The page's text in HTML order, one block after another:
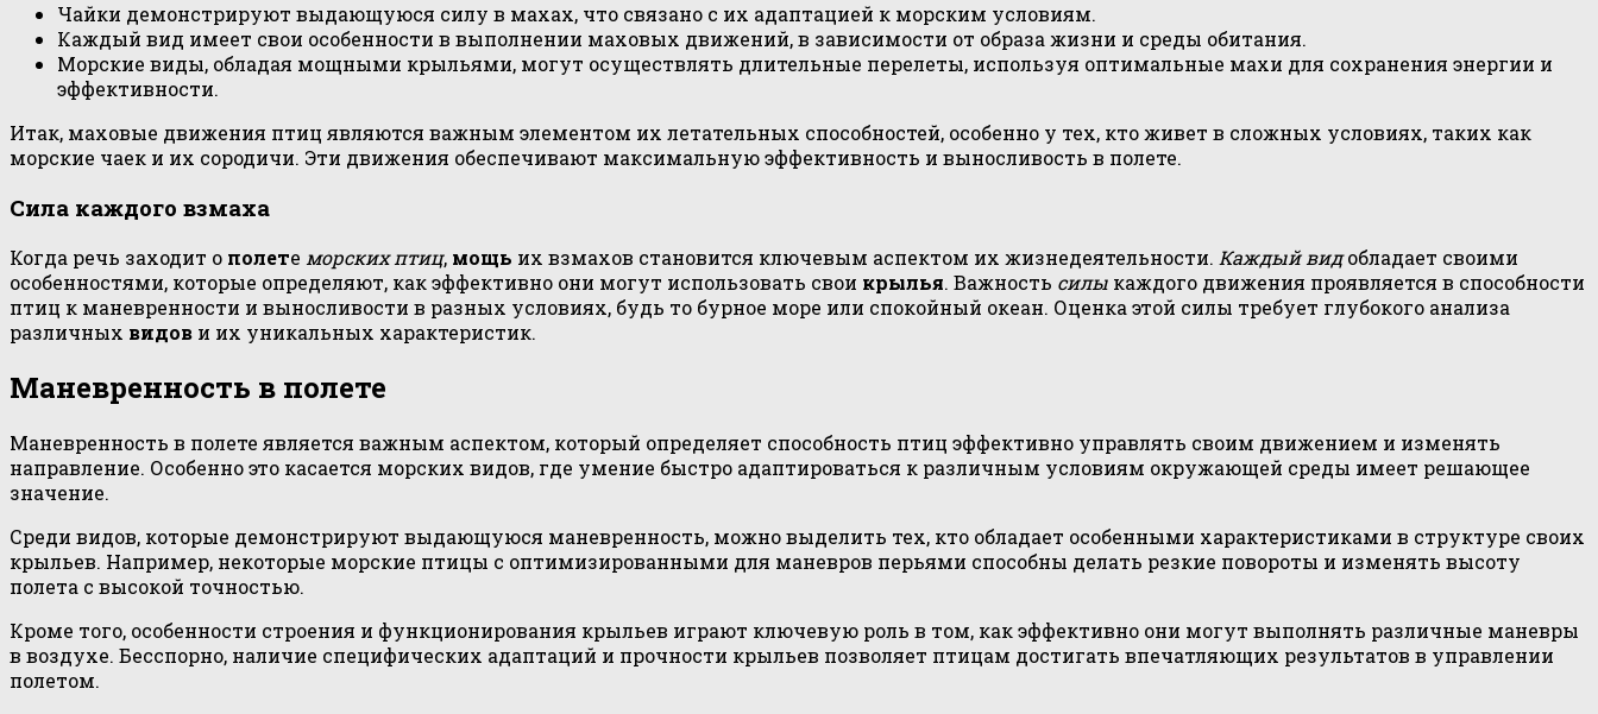
Чайки демонстрируют выдающуюся силу в махах, что связано с их адаптацией к морским условиям.
Каждый вид имеет свои особенности в выполнении маховых движений, в зависимости от образа жизни и среды обитания.
Морские виды, обладая мощными крыльями, могут осуществлять длительные перелеты, используя оптимальные махи для сохранения энергии и
эффективности.
Итак, маховые движения птиц являются важным элементом их летательных способностей, особенно у тех, кто живет в сложных условиях, таких как
морские чаек и их сородичи. Эти движения обеспечивают максимальную эффективность и выносливость в полете.
Сила каждого взмаха
Когда речь заходит о полете морских птиц, мощь их взмахов становится ключевым аспектом их жизнедеятельности. Каждый видобладает своими
особенностями, которые определяют, как эффективно они могут использовать свои крылья. Важность силы каждого движения проявляется в способности
птиц к маневренности и выносливости в разных условиях, будь то бурное море или спокойный океан. Оценка этой силы требует глубокого анализа
различных видов и их уникальных характеристик.
Маневренность в полете
Маневренность в полете является важным аспектом, который определяет способность птиц эффективно управлять своим движением и изменять
направление. Особенно это касается морских видов, где умение быстро адаптироваться к различным условиям окружающей среды имеет решающее
значение.
Среди видов, которые демонстрируют выдающуюся маневренность, можно выделить тех, кто обладает особенными характеристиками в структуре своих
крыльев. Например, некоторые морские птицы с оптимизированными для маневров перьями способны делать резкие повороты и изменять высоту
полета с высокой точностью.
Кроме того, особенности строения и функционирования крыльев играют ключевую роль в том, как эффективно они могут выполнять различные маневры
в воздухе. Бесспорно, наличие специфических адаптаций и прочности крыльев позволяет птицам достигать впечатляющих результатов в управлении
полетом.